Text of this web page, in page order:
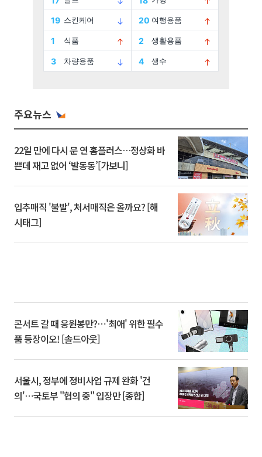
주요뉴스
22일 만에 다시 문 연 홈플러스…정상화 바
쁜데 재고 없어 ‘발동동’[가보니]
입추매직 '불발', 처서매직은 올까요? [해
시태그]
콘서트 갈 때 응원봉만?⋯'최애' 위한 필수
품 등장이오! [솔드아웃]
서울시, 정부에 정비사업 규제 완화 '건
의'⋯국토부 "협의 중" 입장만 [종합]